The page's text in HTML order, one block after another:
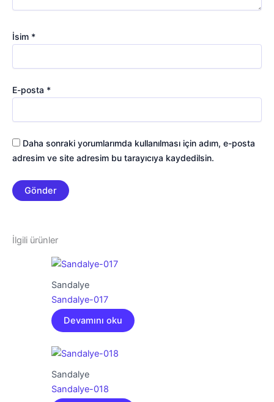
İsim *
E-posta *
Daha sonraki yorumlarımda kullanılması için adım, e-posta
adresim ve site adresim bu tarayıcıya kaydedilsin.
İlgili ürünler
Sandalye
Sandalye-017
Devamını oku
Sandalye
Sandalye-018